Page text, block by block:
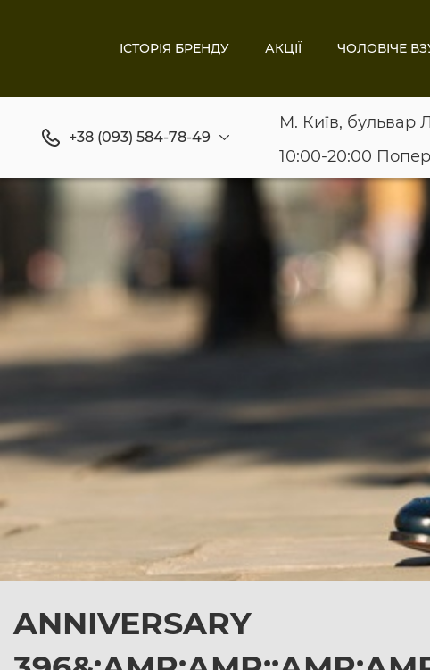
ІСТОРІЯ БРЕНДУ АКЦІЇ ЧОЛОВІЧЕ
+38 (093) 584-78-49
М. Київ, бульвар
10:00-20:00
ANNIVERSARY